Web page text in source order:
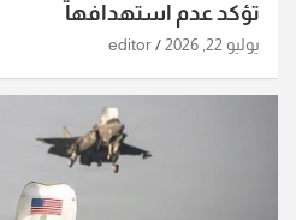
تؤكد عدم استهدافها
يوليو 22, 2026 editor